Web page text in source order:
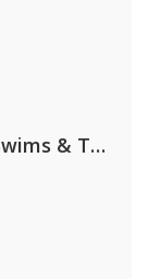
David Guetta, Teddy Swims & Tones And I